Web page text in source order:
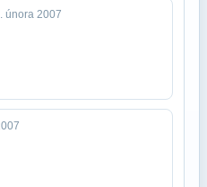
února 2007